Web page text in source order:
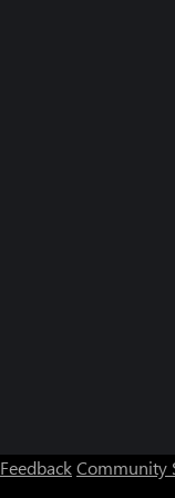
FeedbackCommunity